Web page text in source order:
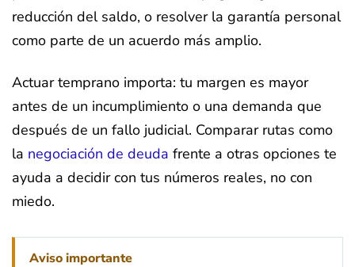
reducción del saldo, o resolver la garantía personal
como parte de un acuerdo más amplio.
Actuar temprano importa: tu margen es mayor
antes de un incumplimiento o una demanda que
después de un fallo judicial. Comparar rutas como
la negociación de deuda frente a otras opciones te
ayuda a decidir con tus números reales, no con
miedo.
Aviso importante